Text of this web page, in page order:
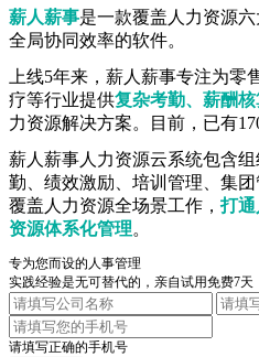
薪人薪事是一款覆盖人力资源
全局协同效率的软件。
上线5年来，薪人薪事专注为
疗等行业提供复杂考勤、薪酬
力资源解决方案。目前，已有
薪人薪事人力资源云系统包含
勤、绩效激励、培训管理、集
覆盖人力资源全场景工作，打通
资源体系化管理。
专为您而设的人事管理
实践经验是无可替代的，亲自试用免费7天
请填写正确的手机号